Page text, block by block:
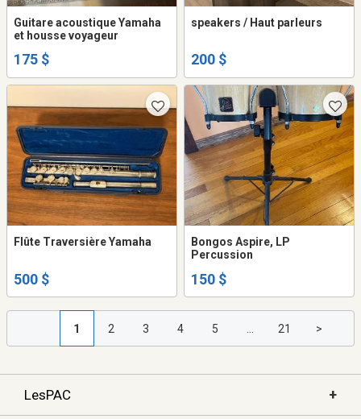
Guitare acoustique Yamaha
et housse voyageur
175 $
speakers / Haut parleurs
200 $
Flûte Traversière Yamaha
500 $
Bongos Aspire, LP
Percussion
150 $
1 2 3 4 5 21 >
LesPAC +